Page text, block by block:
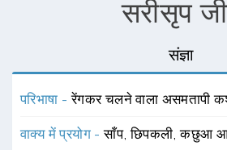
सरीसृप
संज्ञा
परिभाषा -रेंगकर चलने वाला असमतापी
वाक्य में प्रयोग -साँप, छिपकली, कछुआ